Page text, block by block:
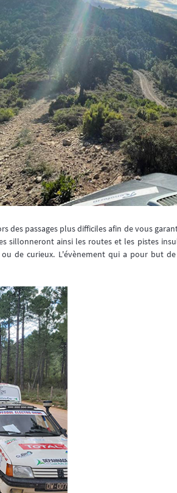
des passages plus difficiles afin de vous
sillonneront ainsi les routes et les pistes
de curieux. L'évènement qui a pour but